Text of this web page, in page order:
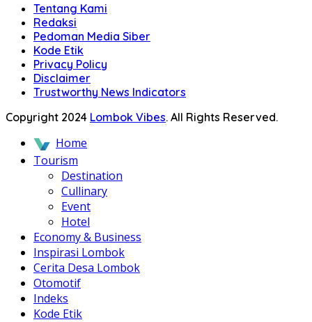
Tentang Kami
Redaksi
Pedoman Media Siber
Kode Etik
Privacy Policy
Disclaimer
Trustworthy News Indicators
Copyright 2024 Lombok Vibes. All Rights Reserved.
Home
Tourism
Destination
Cullinary
Event
Hotel
Economy & Business
Inspirasi Lombok
Cerita Desa Lombok
Otomotif
Indeks
Kode Etik